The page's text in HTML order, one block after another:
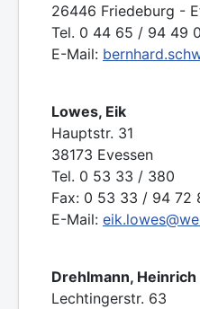
26446 Friedeburg -
Tel. 0 44 65 / 94 49
E-Mail:
Lowes, Eik
Hauptstr. 31
38173 Evessen
Tel. 0 53 33 / 380
Fax: 0 53 33 / 94 72
E-Mail:
Drehlmann, Heinrich
Lechtingerstr. 63